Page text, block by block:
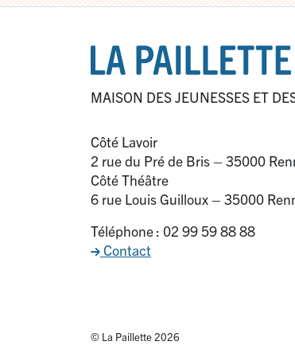
MAISON DES JEUNESSES ET
Côté Lavoir
2 rue du Pré de Bris – 35000
Côté Théâtre
6 rue Louis Guilloux – 35000
Téléphone : 02 99 59 88 88
Contact
© La Paillette 2026